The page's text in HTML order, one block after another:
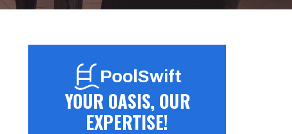
PoolSwift
YOUR OASIS, OUR
EXPERTISE!